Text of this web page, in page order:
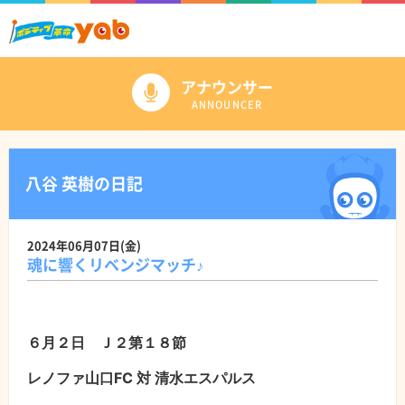
アナウンサー
ANNOUNCER
八谷 英樹の日記
2024年06月07日(金)
魂に響くリベンジマッチ♪
６月２日 Ｊ２第１８節
レノファ山口FC 対 清水エスパルス